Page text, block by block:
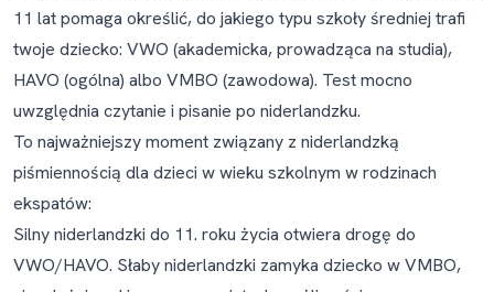
11 lat pomaga określić, do jakiego typu szkoły średniej trafi
twoje dziecko: VWO (akademicka, prowadząca na studia),
HAVO (ogólna) albo VMBO (zawodowa). Test mocno
uwzględnia czytanie i pisanie po niderlandzku.
To najważniejszy moment związany z niderlandzką
piśmiennością dla dzieci w wieku szkolnym w rodzinach
ekspatów:
Silny niderlandzki do 11. roku życia otwiera drogę do
VWO/HAVO. Słaby niderlandzki zamyka dziecko w VMBO,